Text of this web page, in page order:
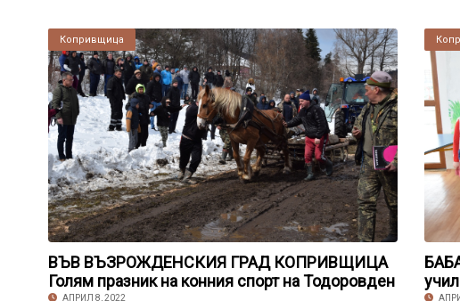
Копривщица
ВЪВ ВЪЗРОЖДЕНСКИЯ ГРАД КОПРИВЩИЦА
Голям празник на конния спорт на Тодоровден
АПРИЛ 8, 2022